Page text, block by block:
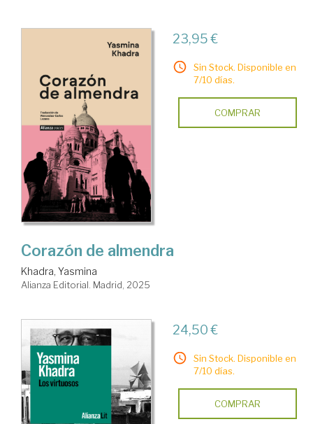
23,95 €
Sin Stock. Disponible en
7/10 días.
COMPRAR
Corazón de almendra
Khadra, Yasmina
Alianza Editorial. Madrid, 2025
24,50 €
Sin Stock. Disponible en
7/10 días.
COMPRAR